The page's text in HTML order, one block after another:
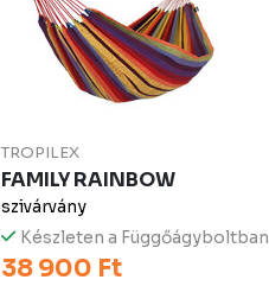
TROPILEX
FAMILY RAINBOW
szivárvány
Készleten a Függőágyboltban
38 900 Ft